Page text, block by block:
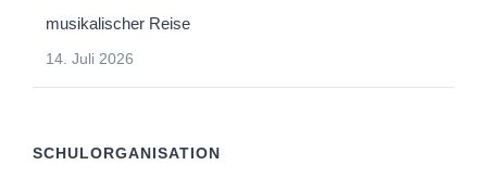
musikalischer Reise
14. Juli 2026
SCHULORGANISATION